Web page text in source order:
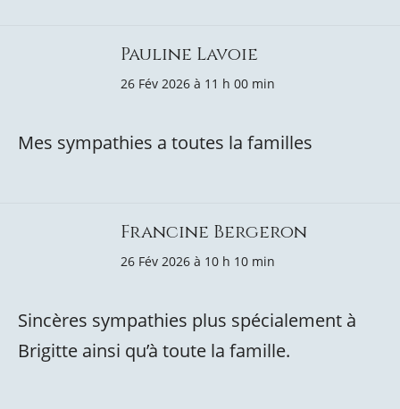
Pauline Lavoie
26 Fév 2026 à 11 h 00 min
Mes sympathies a toutes la familles
Francine Bergeron
26 Fév 2026 à 10 h 10 min
Sincères sympathies plus spécialement à
Brigitte ainsi qu’à toute la famille.